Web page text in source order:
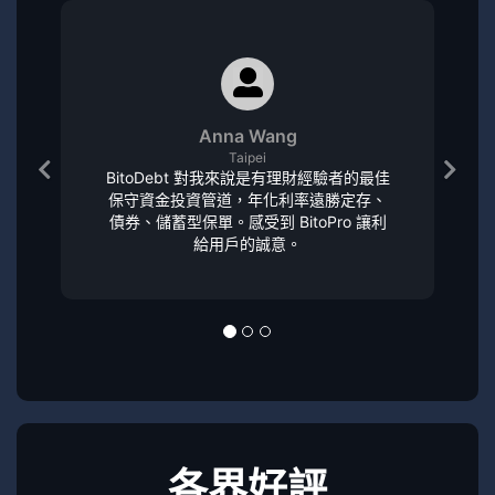
Anna Wang
Taipei
BitoDebt 對我來說是有理財經驗者的最佳
保守資金投資管道，年化利率遠勝定存、
債券、儲蓄型保單。感受到 BitoPro 讓利
給用戶的誠意。